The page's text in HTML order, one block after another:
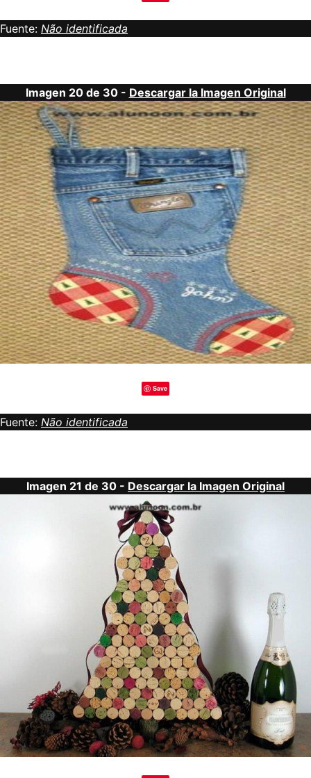
Fuente: Não identificada
Imagen 20 de 30 - Descargar la Imagen Original
Save
Fuente: Não identificada
Imagen 21 de 30 - Descargar la Imagen Original